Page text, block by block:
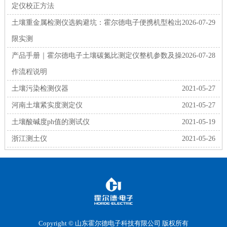
定仪校正方法
2026-07-29
土壤重金属检测仪选购避坑：霍尔德电子便携机型检出
限实测
2026-07-28
产品手册｜霍尔德电子土壤碳氮比测定仪整机参数及操
作流程说明
2021-05-27
土壤污染检测仪器
2021-05-27
河南土壤紧实度测定仪
2021-05-19
土壤酸碱度ph值的测试仪
2021-05-26
浙江测土仪
Copyright © 山东霍尔德电子科技有限公司 版权所有